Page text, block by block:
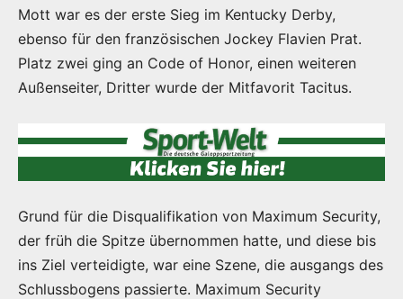
Mott war es der erste Sieg im Kentucky Derby,
ebenso für den französischen Jockey Flavien Prat.
Platz zwei ging an Code of Honor, einen weiteren
Außenseiter, Dritter wurde der Mitfavorit Tacitus.
Grund für die Disqualifikation von Maximum Security,
der früh die Spitze übernommen hatte, und diese bis
ins Ziel verteidigte, war eine Szene, die ausgangs des
Schlussbogens passierte. Maximum Security